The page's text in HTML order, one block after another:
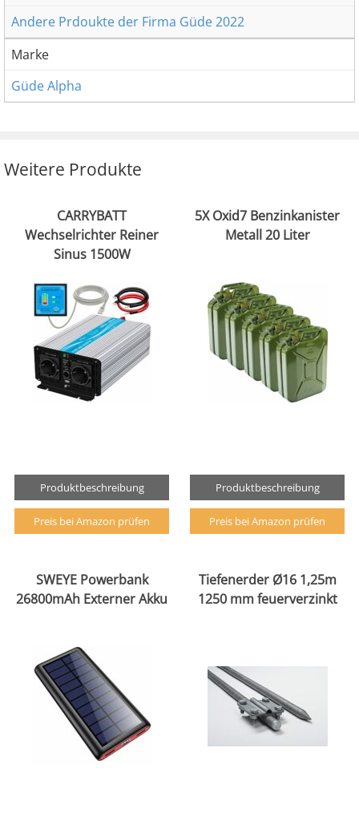
Andere Prdoukte der Firma Güde 2022
Marke
Güde Alpha
Weitere Produkte
CARRYBATT
Wechselrichter Reiner
Sinus 1500W
Produktbeschreibung
Preis bei Amazon prüfen
5X Oxid7 Benzinkanister
Metall 20 Liter
Produktbeschreibung
Preis bei Amazon prüfen
SWEYE Powerbank
26800mAh Externer Akku
Tiefenerder Ø16 1,25m
1250 mm feuerverzinkt